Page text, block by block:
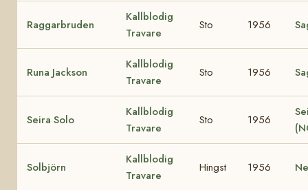
Raggarbruden
Kallblodig
Travare
Sto 1956
Runa Jackson
Kallblodig
Travare
Sto 1956
Seira Solo
Kallblodig
Travare
Sto 1956
Solbjörn
Kallblodig
Travare
Hingst 1956